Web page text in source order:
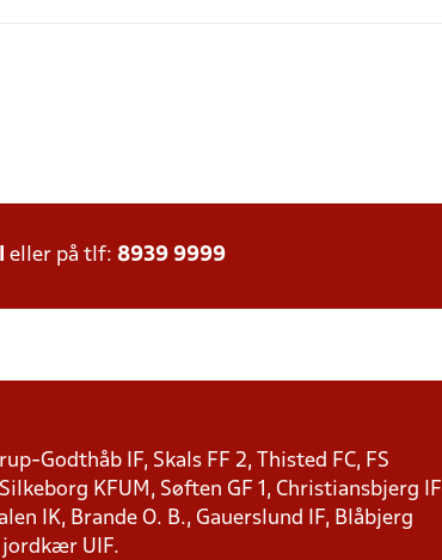
eller på tlf: 8939 9999
Godthåb IF, Skals FF 2, Thisted FC, FS
KFUM, Søften GF 1, Christiansbjerg IF
IK, Brande O. B., Gauerslund IF, Blåbjerg
UIF.